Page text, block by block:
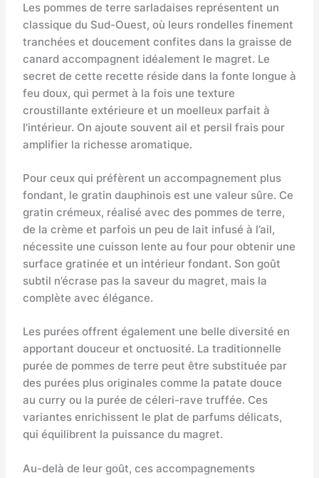
Les pommes de terre sarladaises représentent un
classique du Sud-Ouest, où leurs rondelles finement
tranchées et doucement confites dans la graisse de
canard accompagnent idéalement le magret. Le
secret de cette recette réside dans la fonte longue à
feu doux, qui permet à la fois une texture
croustillante extérieure et un moelleux parfait à
l’intérieur. On ajoute souvent ail et persil frais pour
amplifier la richesse aromatique.
Pour ceux qui préfèrent un accompagnement plus
fondant, le gratin dauphinois est une valeur sûre. Ce
gratin crémeux, réalisé avec des pommes de terre,
de la crème et parfois un peu de lait infusé à l’ail,
nécessite une cuisson lente au four pour obtenir une
surface gratinée et un intérieur fondant. Son goût
subtil n’écrase pas la saveur du magret, mais la
complète avec élégance.
Les purées offrent également une belle diversité en
apportant douceur et onctuosité. La traditionnelle
purée de pommes de terre peut être substituée par
des purées plus originales comme la patate douce
au curry ou la purée de céleri-rave truffée. Ces
variantes enrichissent le plat de parfums délicats,
qui équilibrent la puissance du magret.
Au-delà de leur goût, ces accompagnements